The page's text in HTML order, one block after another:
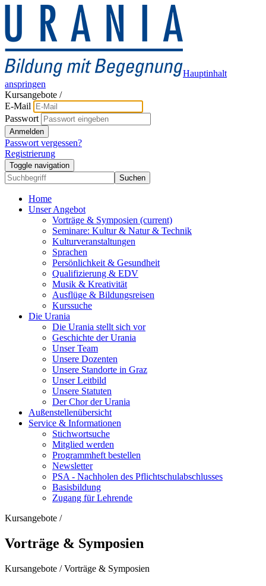
Hauptinhalt
anspringen
Kursangebote /
E-Mail
Passwort
Anmelden
Passwort vergessen?
Registrierung
Toggle navigation
Suchen
Home
Unser Angebot
Vorträge & Symposien (current)
Seminare: Kultur & Natur & Technik
Kulturveranstaltungen
Sprachen
Persönlichkeit & Gesundheit
Qualifizierung & EDV
Musik & Kreativität
Ausflüge & Bildungsreisen
Kurssuche
Die Urania
Die Urania stellt sich vor
Geschichte der Urania
Unser Team
Unsere Dozenten
Unsere Standorte in Graz
Unser Leitbild
Unsere Statuten
Der Chor der Urania
Außenstellenübersicht
Service & Informationen
Stichwortsuche
Mitglied werden
Programmheft bestellen
Newsletter
PSA - Nachholen des Pflichtschulabschlusses
Basisbildung
Zugang für Lehrende
Kursangebote /
Vorträge & Symposien
Kursangebote /Vorträge & Symposien